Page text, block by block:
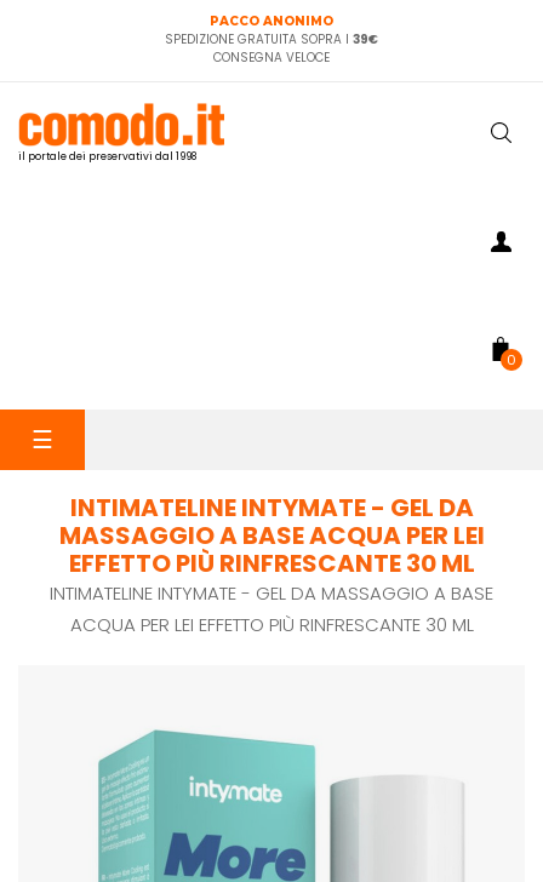
PACCO ANONIMO
SPEDIZIONE GRATUITA SOPRA I 39€
CONSEGNA VELOCE
il portale dei preservativi dal 1998
0
navigazione
☰
INTIMATELINE INTYMATE - GEL DA
MASSAGGIO A BASE ACQUA PER LEI
EFFETTO PIÙ RINFRESCANTE 30 ML
INTIMATELINE INTYMATE - GEL DA MASSAGGIO A BASE
ACQUA PER LEI EFFETTO PIÙ RINFRESCANTE 30 ML